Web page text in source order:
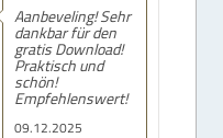
09.12.2025
Aanbeveling! Sehr
dankbar für den
gratis Download!
Praktisch und
schön!
Empfehlenswert!